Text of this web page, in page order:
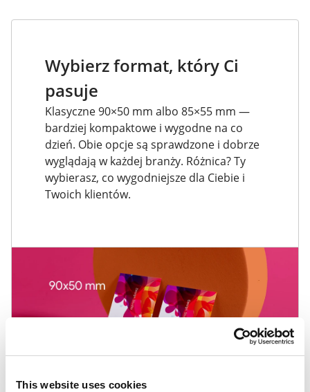
This website uses cookies
Wybierz format, który Ci
pasuje
Klasyczne 90×50 mm albo 85×55 mm —
bardziej kompaktowe i wygodne na co
dzień. Obie opcje są sprawdzone i dobrze
wyglądają w każdej branży. Różnica? Ty
wybierasz, co wygodniejsze dla Ciebie i
Twoich klientów.